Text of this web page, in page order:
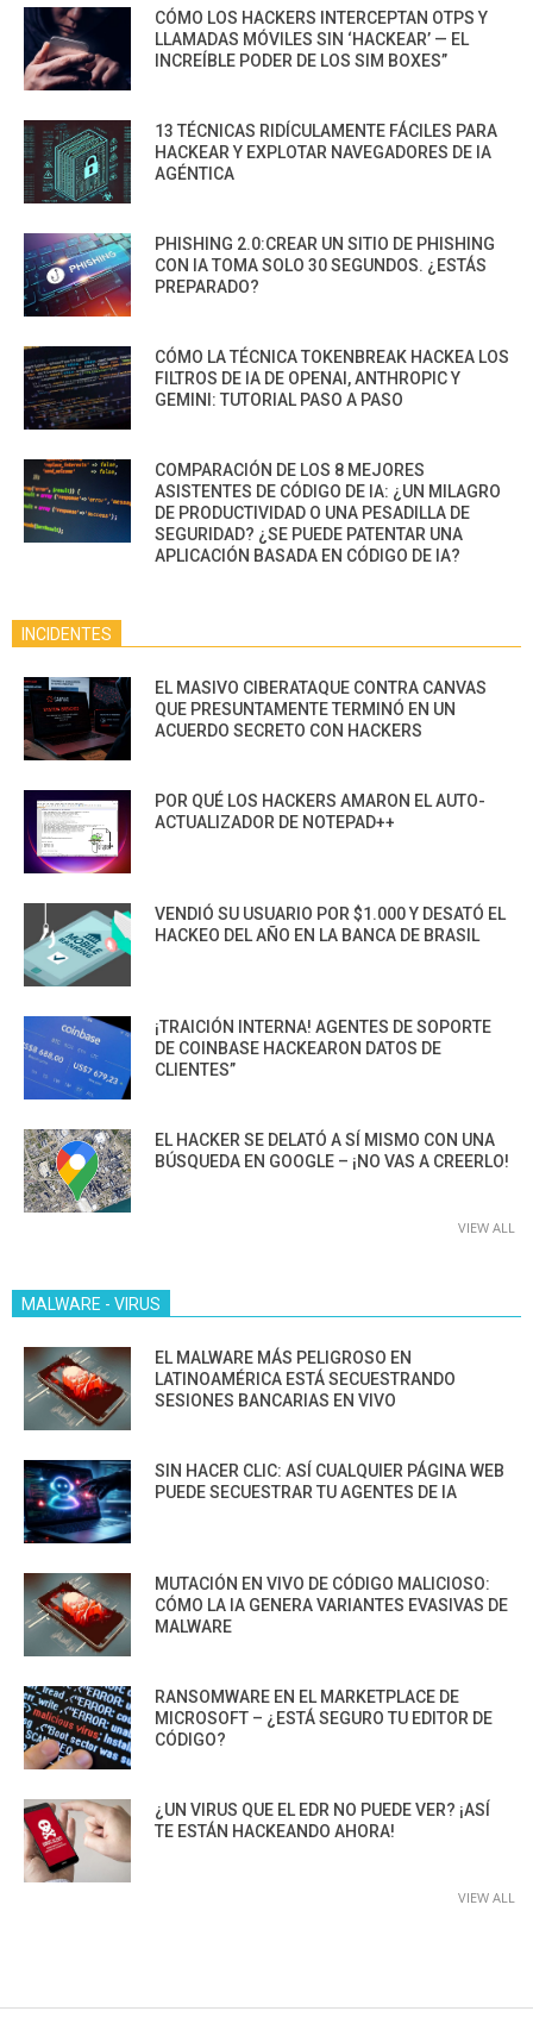
CÓMO LOS HACKERS INTERCEPTAN OTPS Y
LLAMADAS MÓVILES SIN ‘HACKEAR’ — EL
INCREÍBLE PODER DE LOS SIM BOXES”
13 TÉCNICAS RIDÍCULAMENTE FÁCILES PARA
HACKEAR Y EXPLOTAR NAVEGADORES DE IA
AGÉNTICA
PHISHING 2.0:CREAR UN SITIO DE PHISHING
CON IA TOMA SOLO 30 SEGUNDOS. ¿ESTÁS
PREPARADO?
CÓMO LA TÉCNICA TOKENBREAK HACKEA LOS
FILTROS DE IA DE OPENAI, ANTHROPIC Y
GEMINI: TUTORIAL PASO A PASO
COMPARACIÓN DE LOS 8 MEJORES
ASISTENTES DE CÓDIGO DE IA: ¿UN MILAGRO
DE PRODUCTIVIDAD O UNA PESADILLA DE
SEGURIDAD? ¿SE PUEDE PATENTAR UNA
APLICACIÓN BASADA EN CÓDIGO DE IA?
INCIDENTES
EL MASIVO CIBERATAQUE CONTRA CANVAS
QUE PRESUNTAMENTE TERMINÓ EN UN
ACUERDO SECRETO CON HACKERS
POR QUÉ LOS HACKERS AMARON EL AUTO-
ACTUALIZADOR DE NOTEPAD++
VENDIÓ SU USUARIO POR $1.000 Y DESATÓ EL
HACKEO DEL AÑO EN LA BANCA DE BRASIL
¡TRAICIÓN INTERNA! AGENTES DE SOPORTE
DE COINBASE HACKEARON DATOS DE
CLIENTES”
EL HACKER SE DELATÓ A SÍ MISMO CON UNA
BÚSQUEDA EN GOOGLE – ¡NO VAS A CREERLO!
VIEW ALL
MALWARE - VIRUS
EL MALWARE MÁS PELIGROSO EN
LATINOAMÉRICA ESTÁ SECUESTRANDO
SESIONES BANCARIAS EN VIVO
SIN HACER CLIC: ASÍ CUALQUIER PÁGINA WEB
PUEDE SECUESTRAR TU AGENTES DE IA
MUTACIÓN EN VIVO DE CÓDIGO MALICIOSO:
CÓMO LA IA GENERA VARIANTES EVASIVAS DE
MALWARE
RANSOMWARE EN EL MARKETPLACE DE
MICROSOFT – ¿ESTÁ SEGURO TU EDITOR DE
CÓDIGO?
¿UN VIRUS QUE EL EDR NO PUEDE VER? ¡ASÍ
TE ESTÁN HACKEANDO AHORA!
VIEW ALL